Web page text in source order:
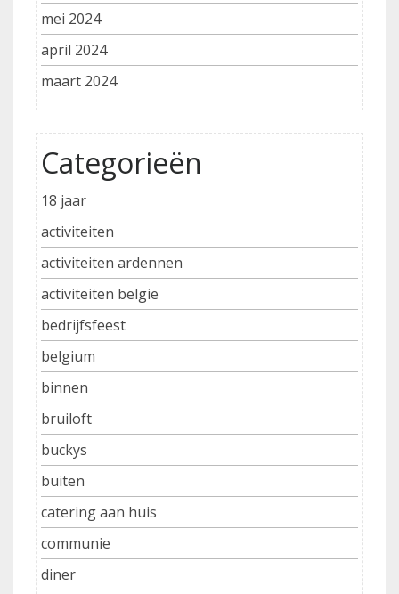
mei 2024
april 2024
maart 2024
Categorieën
18 jaar
activiteiten
activiteiten ardennen
activiteiten belgie
bedrijfsfeest
belgium
binnen
bruiloft
buckys
buiten
catering aan huis
communie
diner